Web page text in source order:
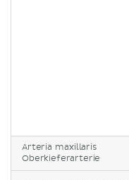
Arteria maxillaris
Oberkieferarterie